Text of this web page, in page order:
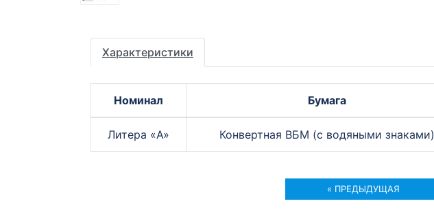
Характеристики
Номинал Бумага
Литера «A» Конвертная ВБМ (с водяными знаками)
« ПРЕДЫДУЩАЯ